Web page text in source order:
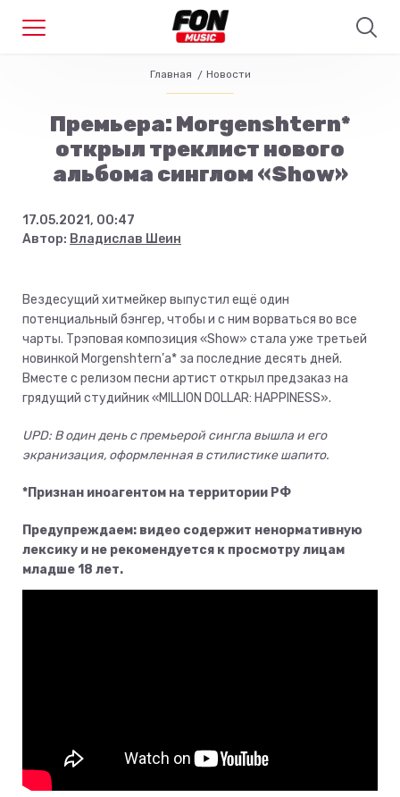
Главная Новости
Премьера: Morgenshtern*
открыл треклист нового
альбома синглом «Show»
17.05.2021, 00:47
Автор: Владислав Шеин
Вездесущий хитмейкер выпустил ещё один
потенциальный бэнгер, чтобы и с ним ворваться во все
чарты. Трэповая композиция «Show» стала уже третьей
новинкой Morgenshtern’а* за последние десять дней.
Вместе с релизом песни артист открыл предзаказ на
грядущий студийник «MILLION DOLLAR: HAPPINESS».
UPD: В один день с премьерой сингла вышла и его
экранизация, оформленная в стилистике шапито.
*Признан иноагентом на территории РФ
Предупреждаем: видео содержит ненормативную
лексику и не рекомендуется к просмотру лицам
младше 18 лет.